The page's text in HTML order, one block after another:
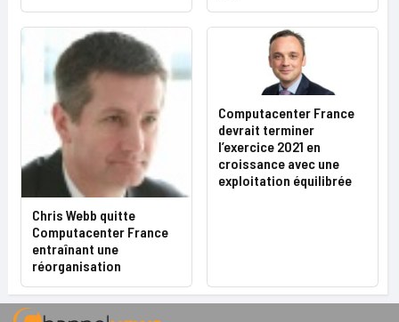
Chris Webb quitte
Computacenter France
entraînant une
réorganisation
Computacenter France
devrait terminer
l’exercice 2021 en
croissance avec une
exploitation équilibrée